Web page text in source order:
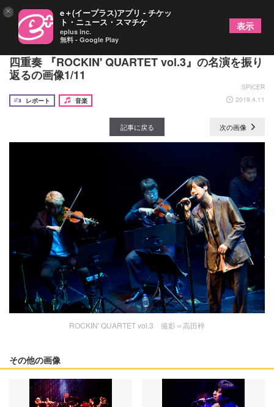
ストレイテナー・ホリエアツシ×NAOTO率いる弦楽
四重奏 『ROCKIN' QUARTET vol.3』の名演を振り
返るの画像1/11
SPICER
レポート
音楽 2019.4.11
記事に戻る 次の画像
ROCKIN' QUARTET vol.3 撮影＝高田梓
その他の画像
× e＋(イープラス)アプリ - チケッ
ト・ニュース・スマチケ
eplus inc.
無料 - Google Play
表示